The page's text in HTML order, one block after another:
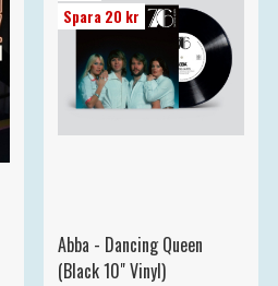
Spara 20 kr
Abba - Dancing Queen
(Black 10" Vinyl)